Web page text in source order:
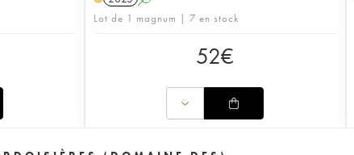
Lot de 1 magnum | 7 en stock
52€